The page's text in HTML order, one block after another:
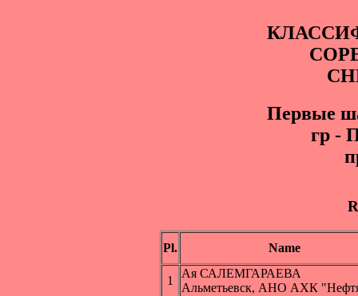
Первые
гр -
Pl. Name
1
Ая САЛЕМГАРАЕВА
Альметьевск, АНО АХК